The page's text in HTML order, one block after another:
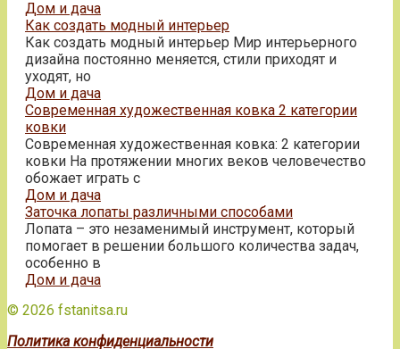
Дом и дача
Как создать модный интерьер
Как создать модный интерьер Мир интерьерного
дизайна постоянно меняется, стили приходят и
уходят, но
Дом и дача
Современная художественная ковка 2 категории
ковки
Современная художественная ковка: 2 категории
ковки На протяжении многих веков человечество
обожает играть с
Дом и дача
Заточка лопаты различными способами
Лопата – это незаменимый инструмент, который
помогает в решении большого количества задач,
особенно в
Дом и дача
© 2026 fstanitsa.ru
Политика конфиденциальности